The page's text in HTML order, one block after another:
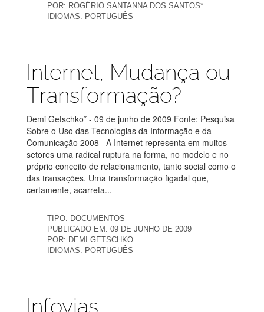
POR: ROGÉRIO SANTANNA DOS SANTOS*
IDIOMAS: PORTUGUÊS
Publicações
Internet, Mudança ou
Transformação?
Demi Getschko* - 09 de junho de 2009 Fonte: Pesquisa
Sobre o Uso das Tecnologias da Informação e da
Comunicação 2008 A Internet representa em muitos
setores uma radical ruptura na forma, no modelo e no
próprio conceito de relacionamento, tanto social como o
das transações. Uma transformação figadal que,
certamente, acarreta...
TIPO: DOCUMENTOS
PUBLICADO EM: 09 DE JUNHO DE 2009
POR: DEMI GETSCHKO
IDIOMAS: PORTUGUÊS
Publicações
Infovias